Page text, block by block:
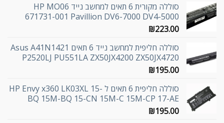
סוללה מקורית 6 תאים למחשב נייד HP MO06
671731-001 Pavillion DV6-7000 DV4-5000
₪223.00
סוללה חליפית למחשב נייד 6 תאים Asus A41N1421
P2520LJ PU551LA ZX50JX4200 ZX50JX4720
₪195.00
סוללה חליפית 6 תאים ל HP Envy x360 LK03XL 15-
BQ 15M-BQ 15-CN 15M-C 15M-CP 17-AE
₪195.00